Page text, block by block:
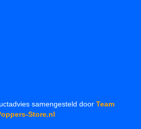
samengesteld door Team
Store.nl